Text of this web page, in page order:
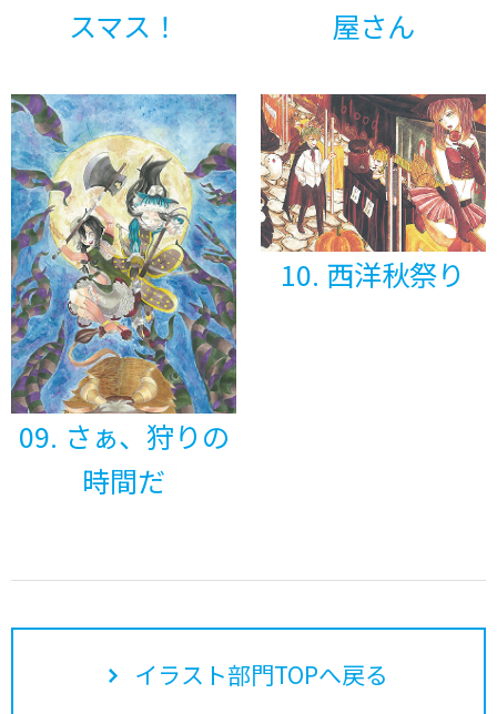
スマス！
屋さん
09. さぁ、狩りの
時間だ
10. 西洋秋祭り
イラスト部門TOPへ戻る